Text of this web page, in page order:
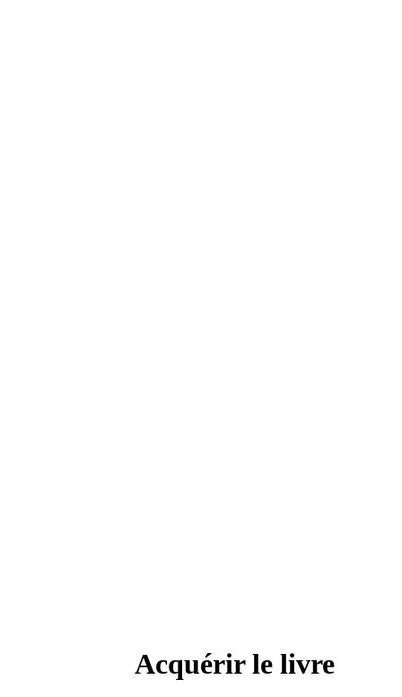
Acquérir le livre